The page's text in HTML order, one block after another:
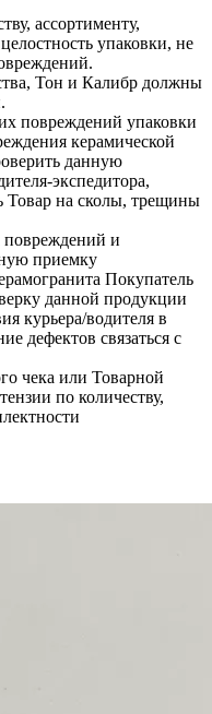
ассортименту,
упаковки, не
Тон и Калибр должны
повреждений упаковки
керамической
данную
экспедитора,
Товар на сколы, трещины
повреждений и
приемку
Покупатель
данной продукции
курьера/водителя в
дефектов связаться с
чека или Товарной
по количеству,